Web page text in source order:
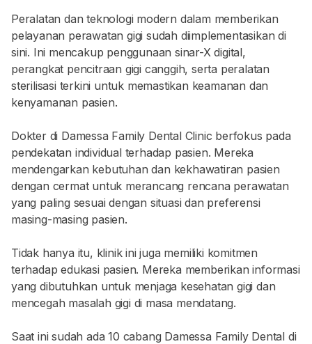
Peralatan dan teknologi modern dalam memberikan
pelayanan perawatan gigi sudah diimplementasikan di
sini. Ini mencakup penggunaan sinar-X digital,
perangkat pencitraan gigi canggih, serta peralatan
sterilisasi terkini untuk memastikan keamanan dan
kenyamanan pasien.
Dokter di Damessa Family Dental Clinic berfokus pada
pendekatan individual terhadap pasien. Mereka
mendengarkan kebutuhan dan kekhawatiran pasien
dengan cermat untuk merancang rencana perawatan
yang paling sesuai dengan situasi dan preferensi
masing-masing pasien.
Tidak hanya itu, klinik ini juga memiliki komitmen
terhadap edukasi pasien. Mereka memberikan informasi
yang dibutuhkan untuk menjaga kesehatan gigi dan
mencegah masalah gigi di masa mendatang.
Saat ini sudah ada 10 cabang Damessa Family Dental di